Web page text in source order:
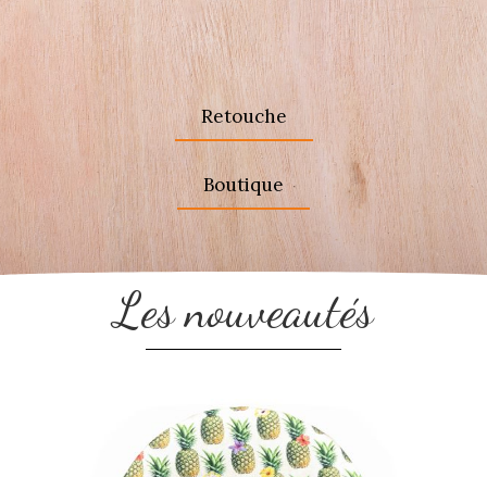
Retouche
Boutique
Les nouveautés